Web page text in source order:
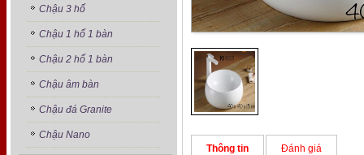
Chậu 3 hố
Chậu 1 hố 1 bàn
Chậu 2 hố 1 bàn
Chậu âm bàn
Chậu đá Granite
Chậu Nano
Thông tin Đánh giá